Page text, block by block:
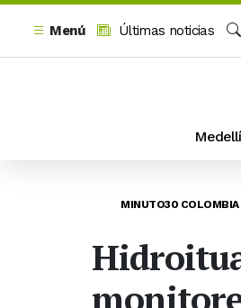
Menú
Últimas noticias
MINUTO30 COLOMBIA